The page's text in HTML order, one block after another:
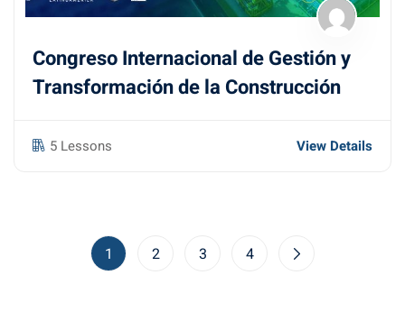
Congreso Internacional de Gestión y
Transformación de la Construcción
5 Lessons View Details
1 2 3 4